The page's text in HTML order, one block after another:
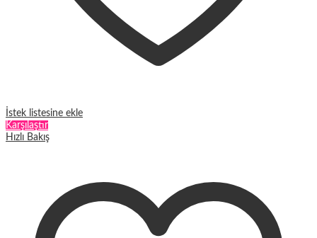
İstek listesine ekle
Karşılaştır
Hızlı Bakış